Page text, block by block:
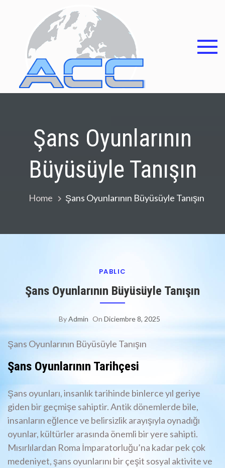
Şans Oyunlarının
Büyüsüyle Tanışın
Home Şans Oyunlarının Büyüsüyle Tanışın
PABLIC
Şans Oyunlarının Büyüsüyle Tanışın
ByAdmin On Diciembre 8, 2025
Şans Oyunlarının Büyüsüyle Tanışın
Şans Oyunlarının Tarihçesi
Şans oyunları, insanlık tarihinde binlerce yıl geriye
giden bir geçmişe sahiptir. Antik dönemlerde bile,
insanların eğlence ve belirsizlik arayışıyla oynadığı
oyunlar, kültürler arasında önemli bir yere sahipti.
Mısırlılardan Roma İmparatorluğu’na kadar pek çok
medeniyet, şans oyunlarını bir çeşit sosyal aktivite ve